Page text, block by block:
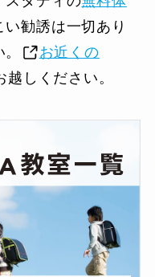
勧誘は一切あり
お近くの
しください。